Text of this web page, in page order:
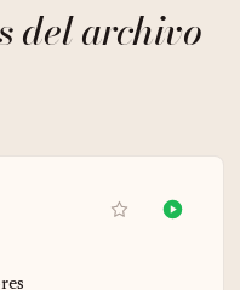
del archivo